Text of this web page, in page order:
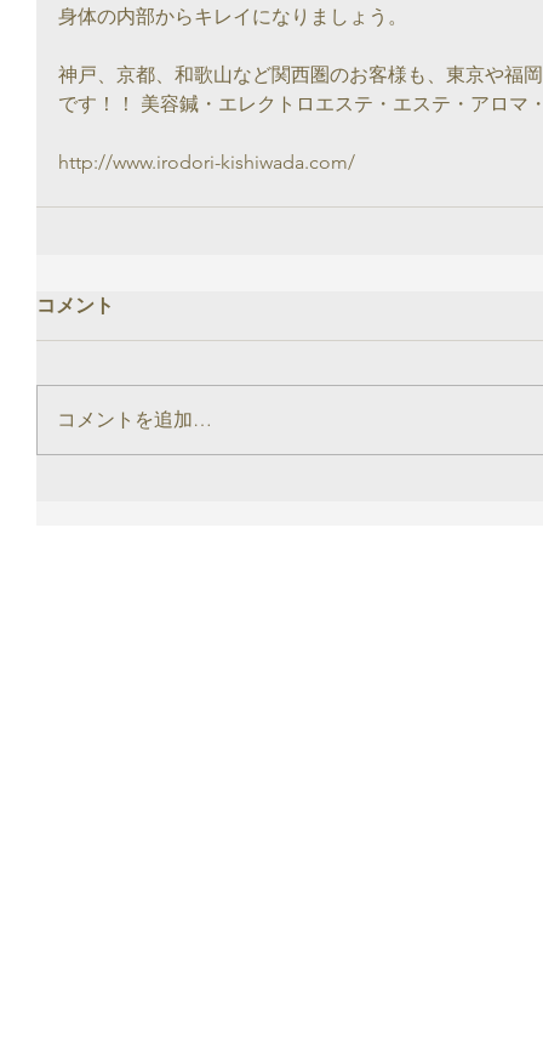
身体の内部からキレイになりましょう。
神戸、京都、和歌山など関西圏のお客様も、東京や福
です！！ 美容鍼・エレクトロエステ・エステ・アロマ
http://www.irodori-kishiwada.com/
コメント
コメントを追加…